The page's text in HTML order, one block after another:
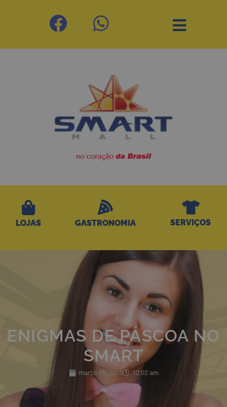
LOJAS GASTRONOMIA SERVIÇOS
ENIGMAS DE PÁSCOA NO
SMART
março 15, 2015 12:02 am